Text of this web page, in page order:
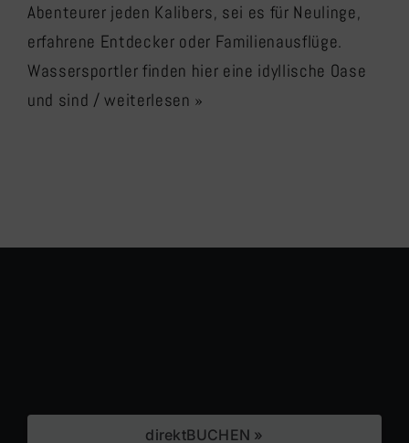
Abenteurer jeden Kalibers, sei es für Neulinge,
erfahrene Entdecker oder Familienausflüge.
Wassersportler finden hier eine idyllische Oase
und sind / weiterlesen »
direktBUCHEN »